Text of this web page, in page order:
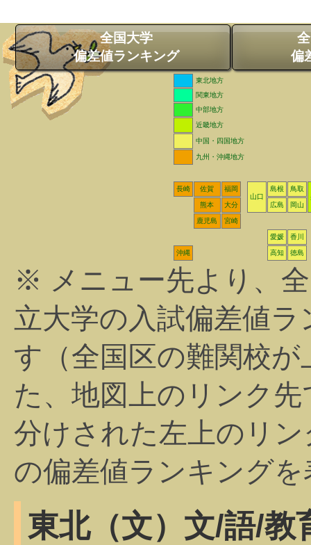
全国大学
偏差値ランキング
偏
東北地方
関東地方
中部地方
近畿地方
中国・四国地方
九州・沖縄地方
長崎 佐賀
福岡
山口
島根
鳥取
熊本
大分 広島 岡山
鹿児島 宮崎
愛媛 香川
沖縄 高知 徳島
※ メニュー先より、
立大学の入試偏差値
す（全国区の難関校
た、地図上のリンク
分けされた左上のリ
の偏差値ランキング
東北（文） 文/語/教